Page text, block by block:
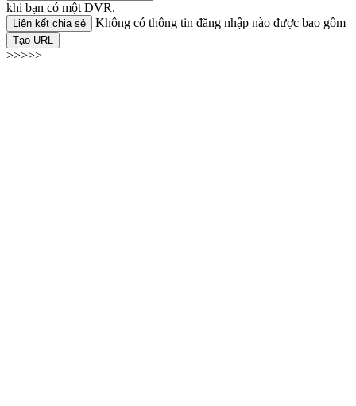
khi bạn có một DVR.
Liên kết chia sẻ Không có thông tin đăng nhập nào được bao gồm
Tạo URL
>>>>>